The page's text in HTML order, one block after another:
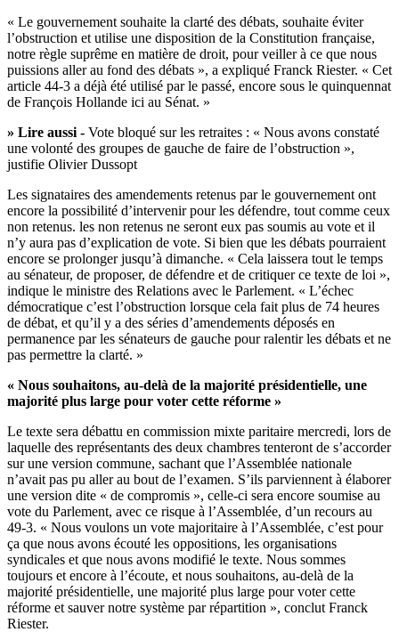
« Le gouvernement souhaite la clarté des débats, souhaite éviter
l’obstruction et utilise une disposition de la Constitution française,
notre règle suprême en matière de droit, pour veiller à ce que nous
puissions aller au fond des débats », a expliqué Franck Riester. « Cet
article 44-3 a déjà été utilisé par le passé, encore sous le quinquennat
de François Hollande ici au Sénat. »
» Lire aussi - Vote bloqué sur les retraites : « Nous avons constaté
une volonté des groupes de gauche de faire de l’obstruction »,
justifie Olivier Dussopt
Les signataires des amendements retenus par le gouvernement ont
encore la possibilité d’intervenir pour les défendre, tout comme ceux
non retenus. les non retenus ne seront eux pas soumis au vote et il
n’y aura pas d’explication de vote. Si bien que les débats pourraient
encore se prolonger jusqu’à dimanche. « Cela laissera tout le temps
au sénateur, de proposer, de défendre et de critiquer ce texte de loi »,
indique le ministre des Relations avec le Parlement. « L’échec
démocratique c’est l’obstruction lorsque cela fait plus de 74 heures
de débat, et qu’il y a des séries d’amendements déposés en
permanence par les sénateurs de gauche pour ralentir les débats et ne
pas permettre la clarté. »
« Nous souhaitons, au-delà de la majorité présidentielle, une
majorité plus large pour voter cette réforme »
Le texte sera débattu en commission mixte paritaire mercredi, lors de
laquelle des représentants des deux chambres tenteront de s’accorder
sur une version commune, sachant que l’Assemblée nationale
n’avait pas pu aller au bout de l’examen. S’ils parviennent à élaborer
une version dite « de compromis », celle-ci sera encore soumise au
vote du Parlement, avec ce risque à l’Assemblée, d’un recours au
49-3. « Nous voulons un vote majoritaire à l’Assemblée, c’est pour
ça que nous avons écouté les oppositions, les organisations
syndicales et que nous avons modifié le texte. Nous sommes
toujours et encore à l’écoute, et nous souhaitons, au-delà de la
majorité présidentielle, une majorité plus large pour voter cette
réforme et sauver notre système par répartition », conclut Franck
Riester.